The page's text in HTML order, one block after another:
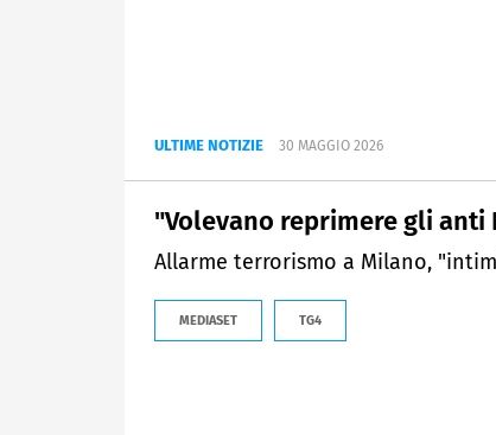
ULTIME NOTIZIE 30 MAGGIO 2026
"Volevano reprimere gli
Allarme terrorismo a Milano,
MEDIASET TG4